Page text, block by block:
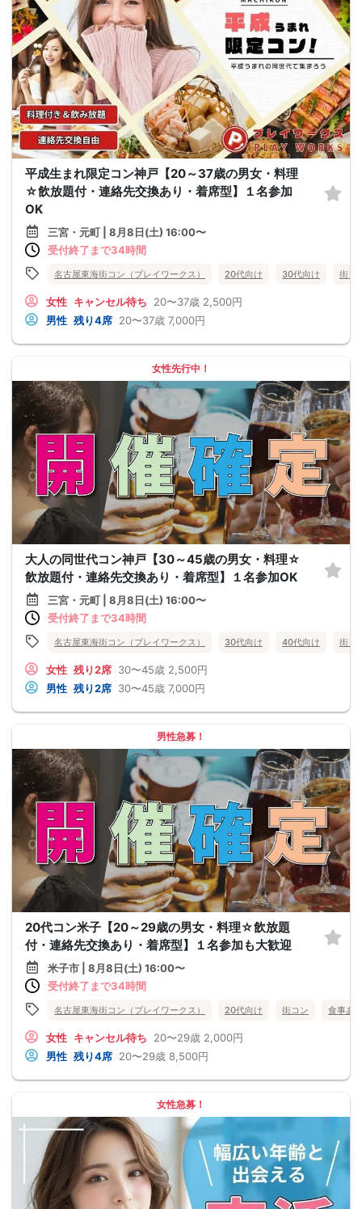
平成生まれ限定コン神戸【20～37歳の男女・料理
☆飲放題付・連絡先交換あり・着席型】１名参加
OK
三宮・元町 | 8月8日(土) 16:00〜
受付終了まで34時間
名古屋東海街コン（プレイワークス） 20代向け 30代向け 街コ
女性 キャンセル待ち 20〜37歳 2,500円
男性 残り4席 20〜37歳 7,000円
女性先行中！
大人の同世代コン神戸【30～45歳の男女・料理☆
飲放題付・連絡先交換あり・着席型】１名参加OK
三宮・元町 | 8月8日(土) 16:00〜
受付終了まで34時間
名古屋東海街コン（プレイワークス） 30代向け 40代向け 街コ
女性 残り2席 30〜45歳 2,500円
男性 残り2席 30〜45歳 7,000円
男性急募！
20代コン米子【20～29歳の男女・料理☆飲放題
付・連絡先交換あり・着席型】１名参加も大歓迎
米子市 | 8月8日(土) 16:00〜
受付終了まで34時間
名古屋東海街コン（プレイワークス） 20代向け 街コン 食事あ
女性 キャンセル待ち 20〜29歳 2,000円
男性 残り4席 20〜29歳 8,500円
女性急募！